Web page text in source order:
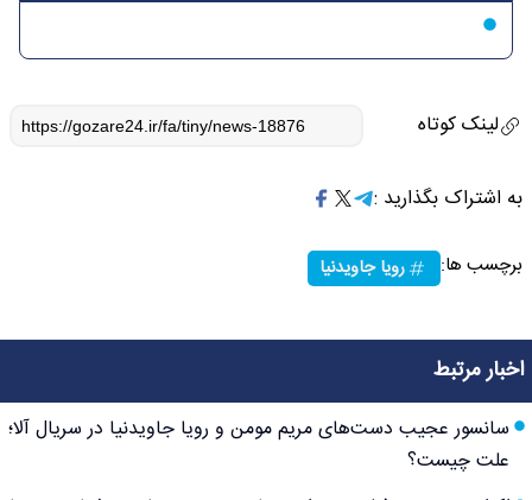
لینک کوتاه
به اشتراک بگذارید :
برچسب ها: رویا جاویدنیا
اخبار مرتبط
سانسور عجیب دست‌های مریم مومن و رویا جاویدنیا در سریال آلا؛
علت چیست؟